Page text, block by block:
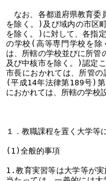
なお、各都道府県教育委
を除く。)及び域内の市区
を除く。)に対して、各指
の学校(高等専門学校を除
は、所轄の学校並びに所
及び中核市を除く。)認定
市長におかれては、所管
(平成14年法律第189号)第
におかれては、所轄の学校
１．教職課程を置く大学等
(1)全般的事項
1.教育実習等は大学等が